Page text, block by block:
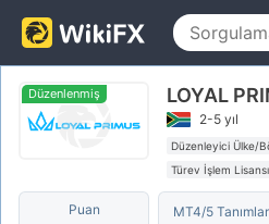
Düzenlenmiş LOYAL
2-5 yıl
Düzenleyici Ülke/
Türev İşlem
Küresel İşletme
Puan
0
1
2
4 00
MT4/5